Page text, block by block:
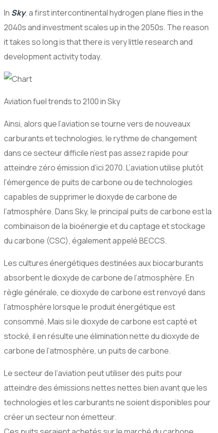
In Sky, a first intercontinental hydrogen plane flies in the
2040s and investment scales up in the 2050s. The reason
it takes so long is that there is very little research and
development activity today.
Aviation fuel trends to 2100 in Sky
Ainsi, alors que l’aviation se tourne vers de nouveaux
carburants et technologies, le rythme de changement
dans ce secteur difficile n’est pas assez rapide pour
atteindre zéro émission d’ici 2070. L’aviation utilise plutôt
l’émergence de puits de carbone ou de technologies
capables de supprimer le dioxyde de carbone de
l’atmosphère. Dans Sky, le principal puits de carbone est la
combinaison de la bioénergie et du captage et stockage
du carbone (CSC), également appelé BECCS.
Les cultures énergétiques destinées aux biocarburants
absorbent le dioxyde de carbone de l’atmosphère. En
règle générale, ce dioxyde de carbone est renvoyé dans
l’atmosphère lorsque le produit énergétique est
consommé. Mais si le dioxyde de carbone est capté et
stocké, il en résulte une élimination nette du dioxyde de
carbone de l’atmosphère, un puits de carbone.
Le secteur de l’aviation peut utiliser des puits pour
atteindre des émissions nettes nettes bien avant que les
technologies et les carburants ne soient disponibles pour
créer un secteur non émetteur.